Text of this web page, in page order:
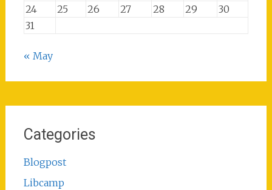
24
25 26 27 28 29
30
31
« May
Categories
Blogpost
Libcamp